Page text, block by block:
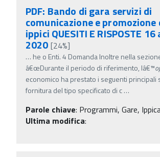
PDF: Bando di gara servizi di
comunicazione e promozione
ippici QUESITI E RISPOSTE
2020 [24%]
… he o Enti. 4 Domanda Inoltre nella
â€œDurante il periodo di riferimento, lâ€™
economico ha prestato i seguenti principali
fornitura del tipo specificato di c…
Parole chiave: Programmi, Gare,
Ultima modifica: